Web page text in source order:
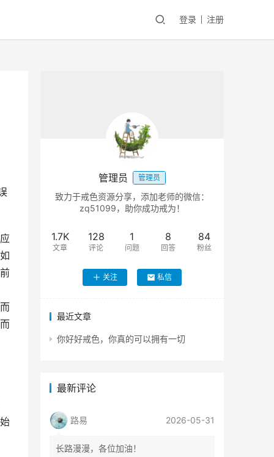
登录 注册
管理员 管理员
致力于戒色资源分享，添加老师的微信：
zq51099，助你成功戒为！
1.7K
文章
128
评论
1
问题
8
回答
84
粉丝
关注 私信
最近文章
你好好戒色，你真的可以拥有一切
最新评论
路易 2026-05-31
长路漫漫，各位加油！